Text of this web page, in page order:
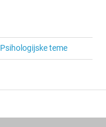
Psihologijske teme